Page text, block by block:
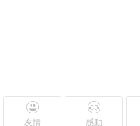
友情 感動